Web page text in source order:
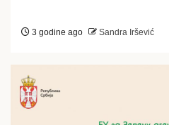
3 godine ago Sandra Iršević